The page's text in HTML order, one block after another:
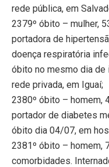
rede pública, em
2379º óbito – mulher,
portadora de
doença respiratória
óbito no mesmo dia de
rede privada, em Iguaí;
2380º óbito – homem,
portador de diabetes
óbito dia 04/07, em
2381º óbito – homem,
comorbidades.